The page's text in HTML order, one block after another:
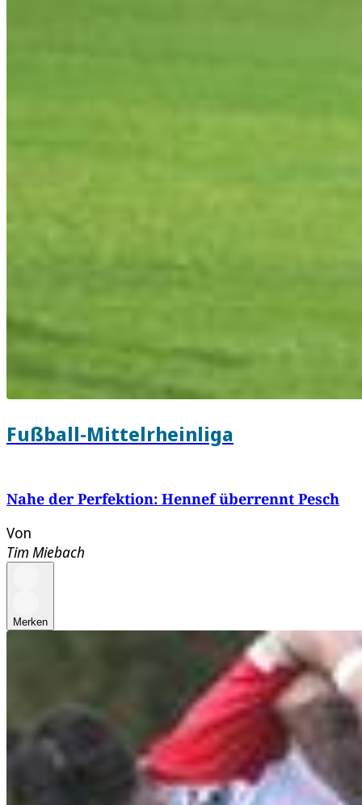
Fußball-Mittelrheinliga
Nahe der Perfektion: Hennef überrennt Pesch
Von
Tim Miebach
Merken